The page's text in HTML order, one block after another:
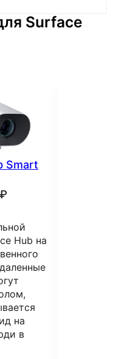
Кг
1661,6 x 773
Кг
x 774,7
254 мм
31,15 Кг
Surface
Smart
₽
Hub на
на
в